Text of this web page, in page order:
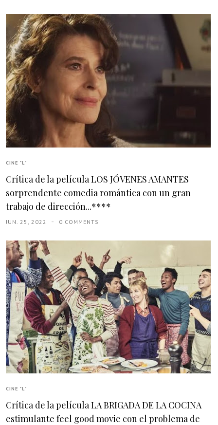
CINE "L"
Crítica de la película LOS JÓVENES AMANTES
sorprendente comedia romántica con un gran
trabajo de dirección...****
JUN. 25, 2022 0 COMMENTS
CINE "L"
Crítica de la película LA BRIGADA DE LA COCINA
estimulante feel good movie con el problema de